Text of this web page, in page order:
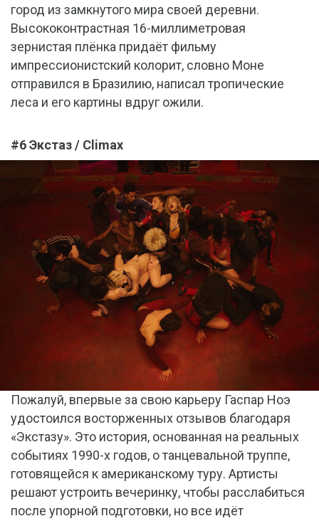
город из замкнутого мира своей деревни.
Высококонтрастная 16-миллиметровая
зернистая плёнка придаёт фильму
импрессионистский колорит, словно Моне
отправился в Бразилию, написал тропические
леса и его картины вдруг ожили.
#6 Экстаз / Climax
Пожалуй, впервые за свою карьеру Гаспар Ноэ
удостоился восторженных отзывов благодаря
«Экстазу». Это история, основанная на реальных
событиях 1990-х годов, о танцевальной труппе,
готовящейся к американскому туру. Артисты
решают устроить вечеринку, чтобы расслабиться
после упорной подготовки, но все идёт